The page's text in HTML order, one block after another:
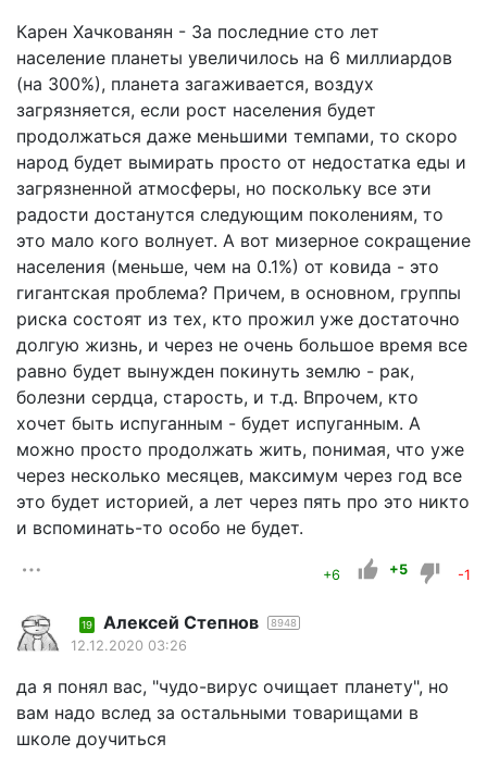
Карен Хачкованян - За последние сто лет
население планеты увеличилось на 6 миллиардов
(на 300%), планета загаживается, воздух
загрязняется, если рост населения будет
продолжаться даже меньшими темпами, то скоро
народ будет вымирать просто от недостатка еды и
загрязненной атмосферы, но поскольку все эти
радости достанутся следующим поколениям, то
это мало кого волнует. А вот мизерное сокращение
населения (меньше, чем на 0.1%) от ковида - это
гигантская проблема? Причем, в основном, группы
риска состоят из тех, кто прожил уже достаточно
долгую жизнь, и через не очень большое время все
равно будет вынужден покинуть землю - рак,
болезни сердца, старость, и т.д. Впрочем, кто
хочет быть испуганным - будет испуганным. А
можно просто продолжать жить, понимая, что уже
через несколько месяцев, максимум через год все
это будет историей, а лет через пять про это никто
и вспоминать-то особо не будет.
+6 +5 -1
19 Алексей Степнов 8948
12.12.2020 03:26
да я понял вас, "чудо-вирус очищает планету", но
вам надо вслед за остальными товарищами в
школе доучиться